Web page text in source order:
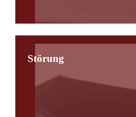
Störung